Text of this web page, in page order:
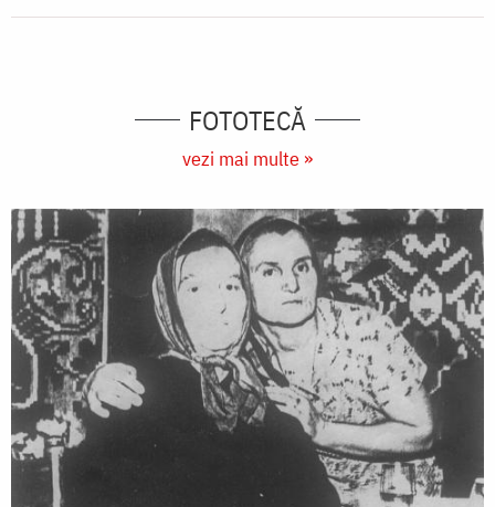
FOTOTECĂ
vezi mai multe »